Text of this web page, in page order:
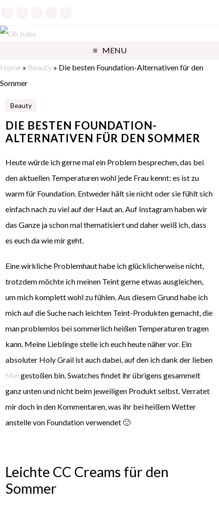
MENU
Home » Beauty » Die besten Foundation-Alternativen für den
Sommer
Beauty
DIE BESTEN FOUNDATION-
ALTERNATIVEN FÜR DEN SOMMER
Heute würde ich gerne mal ein Problem besprechen, das bei
den aktuellen Temperaturen wohl jede Frau kennt: es ist zu
warm für Foundation. Entweder hält sie nicht oder sie fühlt sich
einfach nach zu viel auf der Haut an. Auf Instagram haben wir
das Ganze ja schon mal thematisiert und daher weiß ich, dass
es euch da wie mir geht.
Eine wirkliche Problemhaut habe ich glücklicherweise nicht,
trotzdem möchte ich meinen Teint gerne etwas ausgleichen,
um mich komplett wohl zu fühlen. Aus diesem Grund habe ich
mich auf die Suche nach leichten Teint-Produkten gemacht, die
man problemlos bei sommerlich heißen Temperaturen tragen
kann. Meine Lieblinge stelle ich euch heute näher vor. Ein
absoluter Holy Grail ist auch dabei, auf den ich dank der lieben
Mel gestoßen bin. Swatches findet ihr übrigens gesammelt
ganz unten und nicht beim jeweiligen Produkt selbst. Verratet
mir doch in den Kommentaren, was ihr bei heißem Wetter
anstelle von Foundation verwendet 🙂
Leichte CC Creams für den
Sommer